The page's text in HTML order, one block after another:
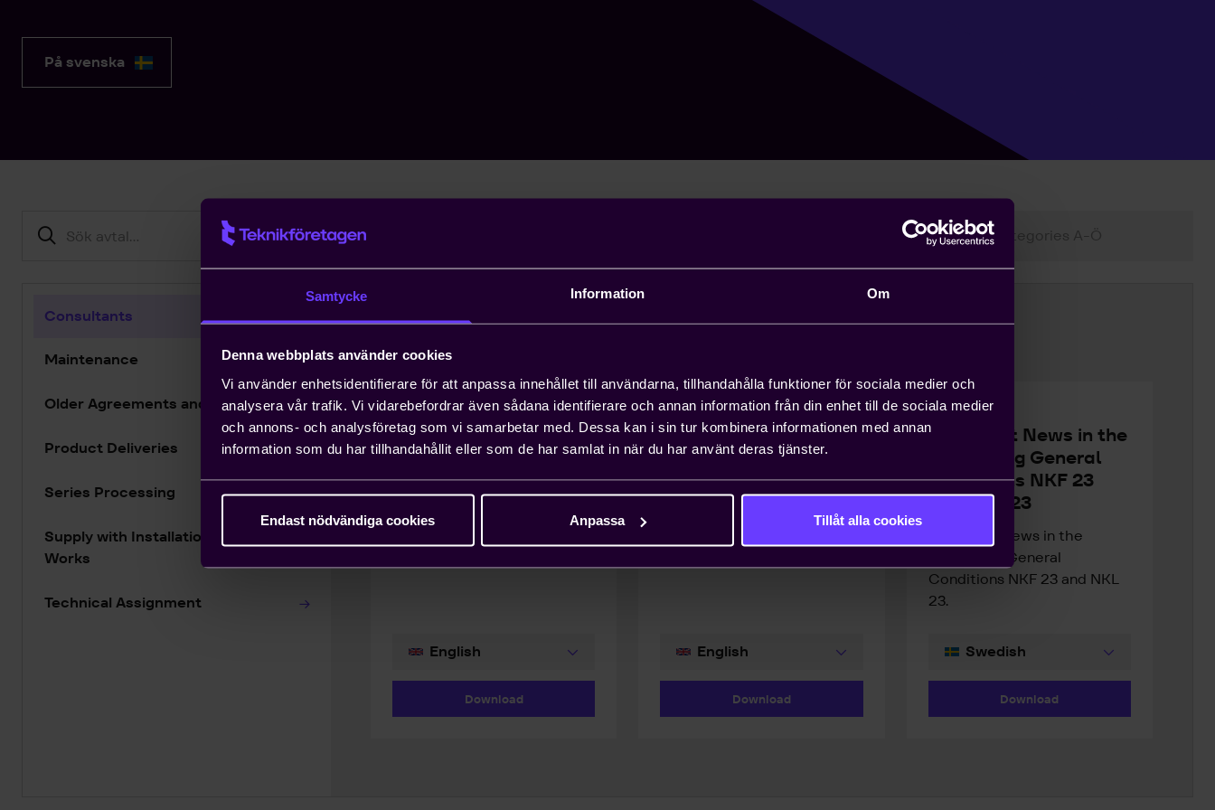
Samtycke Information Om
Denna webbplats använder cookies
Vi använder enhetsidentifierare för att anpassa innehållet till användarna, tillhandahålla funktioner för sociala medier och
analysera vår trafik. Vi vidarebefordrar även sådana identifierare och annan information från din enhet till de sociala medier
och annons- och analysföretag som vi samarbetar med. Dessa kan i sin tur kombinera informationen med annan
information som du har tillhandahållit eller som de har samlat in när du har använt deras tjänster.
Endast nödvändiga cookies Anpassa Tillåt alla cookies
På svenska
Categories A-Ö
Consultants
Maintenance
Older Agreements and Conditions
Product Deliveries
Series Processing
Supply with Installation or Industrial
Works
Technical Assignment
Consultants
PDF 0.2 MB
NKF 23
Consulting Assignments at a
Fixed Price (Teknikföretagen
Download
PDF 0.3 MB
NKL 23
Consulting Assignments on a
Time Basis (Teknikföretagen
Download
PDF 0.2 MB
Important News in the
Consulting General
Conditions NKF 23
and NKL 23
Important News in the
Consulting General
Conditions NKF 23 and NKL
23.
Download